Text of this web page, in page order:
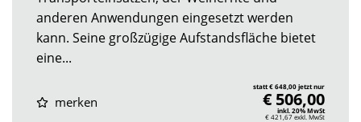
anderen Anwendungen eingesetzt werden
kann. Seine großzügige Aufstandsfläche bietet
eine...
merken
statt € 648,00 jetzt nur
€ 506,00
inkl. 20% MwSt
€ 421,67exkl. MwSt